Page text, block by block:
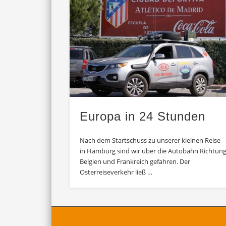
Europa in 24 Stunden
Nach dem Startschuss zu unserer kleinen Reise
in Hamburg sind wir über die Autobahn
Belgien und Frankreich gefahren. Der
Osterreiseverkehr ließ …